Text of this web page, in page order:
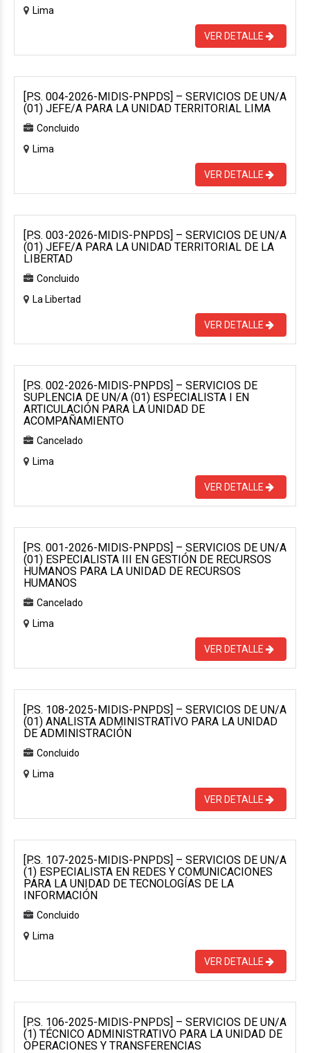
Lima
VER DETALLE
[P.S. 004-2026-MIDIS-PNPDS] – SERVICIOS DE UN/A
(01) JEFE/A PARA LA UNIDAD TERRITORIAL LIMA
Concluido
Lima
VER DETALLE
[P.S. 003-2026-MIDIS-PNPDS] – SERVICIOS DE UN/A
(01) JEFE/A PARA LA UNIDAD TERRITORIAL DE LA
LIBERTAD
Concluido
La Libertad
VER DETALLE
[P.S. 002-2026-MIDIS-PNPDS] – SERVICIOS DE
SUPLENCIA DE UN/A (01) ESPECIALISTA I EN
ARTICULACIÓN PARA LA UNIDAD DE
ACOMPAÑAMIENTO
Cancelado
Lima
VER DETALLE
[P.S. 001-2026-MIDIS-PNPDS] – SERVICIOS DE UN/A
(01) ESPECIALISTA III EN GESTIÓN DE RECURSOS
HUMANOS PARA LA UNIDAD DE RECURSOS
HUMANOS
Cancelado
Lima
VER DETALLE
[P.S. 108-2025-MIDIS-PNPDS] – SERVICIOS DE UN/A
(01) ANALISTA ADMINISTRATIVO PARA LA UNIDAD
DE ADMINISTRACIÓN
Concluido
Lima
VER DETALLE
[P.S. 107-2025-MIDIS-PNPDS] – SERVICIOS DE UN/A
(1) ESPECIALISTA EN REDES Y COMUNICACIONES
PARA LA UNIDAD DE TECNOLOGÍAS DE LA
INFORMACIÓN
Concluido
Lima
VER DETALLE
[P.S. 106-2025-MIDIS-PNPDS] – SERVICIOS DE UN/A
(1) TÉCNICO ADMINISTRATIVO PARA LA UNIDAD DE
OPERACIONES Y TRANSFERENCIAS